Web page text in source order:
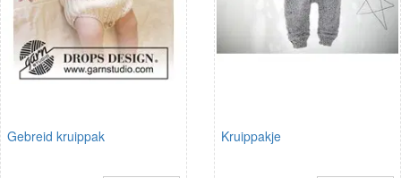
Gebreid kruippak Kruippakje